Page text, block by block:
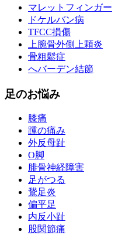
マレットフィンガー
ドケルバン病
TFCC損傷
上腕骨外側上顆炎
骨粗鬆症
へバーデン結節
足のお悩み
膝痛
踵の痛み
外反母趾
О脚
腓骨神経障害
足がつる
鵞足炎
偏平足
内反小趾
股関節痛